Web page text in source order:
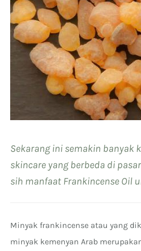
Sekarang ini semakin banyak
skincare yang berbeda di
sih manfaat Frankincense Oil
Minyak frankincense atau yang
minyak kemenyan Arab